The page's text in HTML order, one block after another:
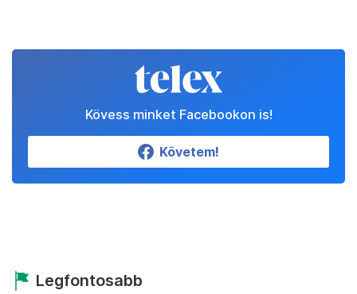
Kövess minket Facebookon is!
Követem!
Legfontosabb